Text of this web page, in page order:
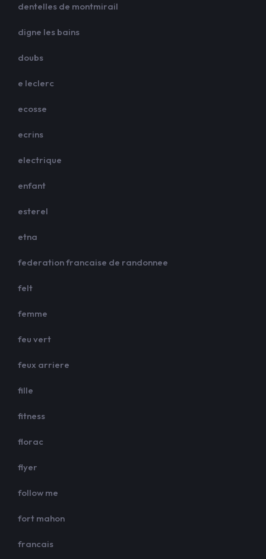
dentelles de montmirail
digne les bains
doubs
e leclerc
ecosse
ecrins
electrique
enfant
esterel
etna
federation francaise de randonnee
felt
femme
feu vert
feux arriere
fille
fitness
florac
flyer
follow me
fort mahon
francais